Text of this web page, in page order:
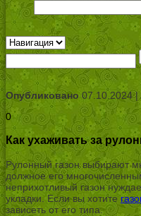
Опубликовано07.10.2024 |
0
Как ухаживать за
Рулонный газон выбирают
должное его
неприхотливый газон
укладки. Если вы хотите
зависеть от его типа.